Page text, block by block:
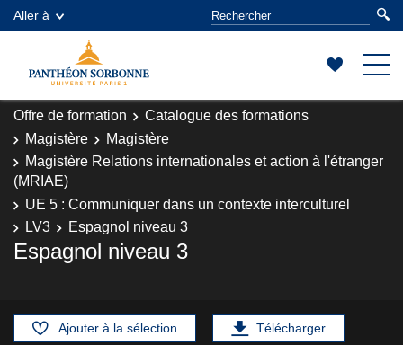
Aller à
Offre de formation
Catalogue des formations
Magistère
Magistère
Magistère Relations internationales et action à l'étranger
(MRIAE)
UE 5 : Communiquer dans un contexte interculturel
LV3
Espagnol niveau 3
Espagnol niveau 3
Ajouter à la sélection Télécharger